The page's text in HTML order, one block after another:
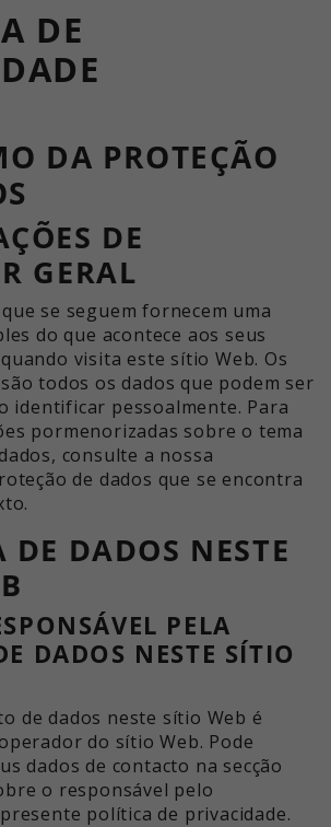
DE
DA PROTEÇÃO
DE
GERAL
se seguem fornecem uma
do que acontece aos seus
visita este sítio Web. Os
todos os dados que podem ser
identificar pessoalmente. Para
pormenorizadas sobre o tema
consulte a nossa
de dados que se encontra
DE DADOS NESTE
PELA
DADOS NESTE SÍTIO
de dados neste sítio Web é
do sítio Web. Pode
dados de contacto na secção
o responsável pelo
política de privacidade.
Este valor guarda as suas
definições de consentimento. Entre
outras coisas, um ID gerado
definições que efectuou, se o
operador do sítio Web o tiver
definido.
acompanhar a utilização do sítio
Web para o relatório analítico do
sítio Web. Os cookies armazenam
aleatoriamente para identificar
visitantes únicos.
_ga_xxxxxxxxxx
Google LLC
2 anos
Utilizado para obter o estado da
sessão.